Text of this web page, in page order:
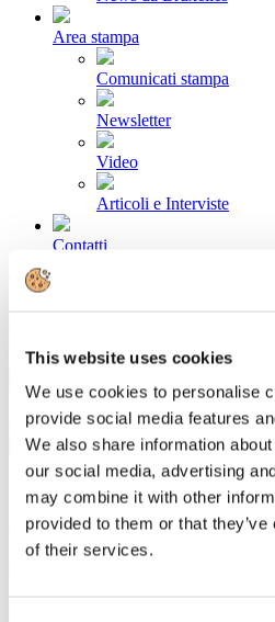
This website uses cookies
We use cookies to personalise
provide social media features
We also share information
our social media, advertising
may combine it with other
provided to them or that
of their services.
Area stampa
Comunicati stampa
Newsletter
Video
Articoli e Interviste
Contatti
Tel. +39 320 57 80 986
Cerca...
UE: per i voli